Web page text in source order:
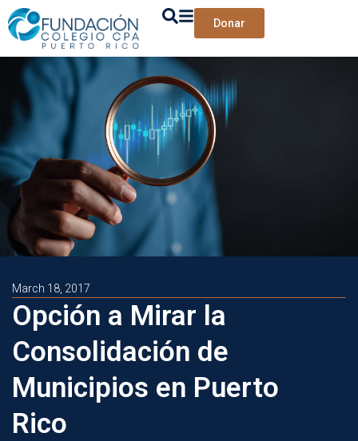
Donar
March 18, 2017
Opción a Mirar la
Consolidación de
Municipios en Puerto
Rico